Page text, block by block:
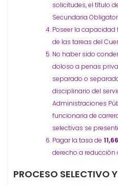
solicitudes, el título
Secundaria
Poseer la
de las tareas del
No haber sido
doloso a penas
separado o
disciplinario del
Administraciones
funcionaria de
selectivas se
Pagar la tasa de
derecho a reducción
PROCESO SELECTIVO